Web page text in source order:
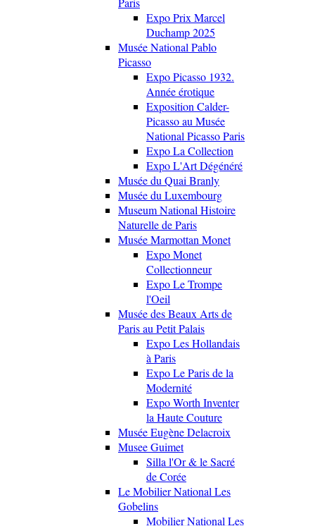
Expo Prix Marcel
Duchamp 2025
Musée National Pablo
Picasso
Expo Picasso 1932.
Année érotique
Exposition Calder-
Picasso au Musée
National Picasso Paris
Expo La Collection
Expo L'Art Dégénéré
Musée du Quai Branly
Musée du Luxembourg
Museum National Histoire
Naturelle de Paris
Musée Marmottan Monet
Expo Monet
Collectionneur
Expo Le Trompe
l'Oeil
Musée des Beaux Arts de
Paris au Petit Palais
Expo Les Hollandais
à Paris
Expo Le Paris de la
Modernité
Expo Worth Inventer
la Haute Couture
Musée Eugène Delacroix
Musee Guimet
Silla l'Or & le Sacré
de Corée
Le Mobilier National Les
Gobelins
Mobilier National Les